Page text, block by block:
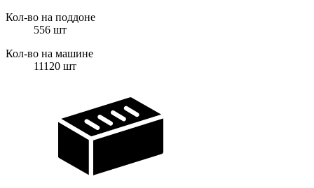
Кол-во на поддоне
556 шт
Кол-во на машине
11120 шт